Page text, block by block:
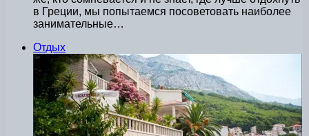
в Греции, мы попытаемся посоветовать наиболее
занимательные…
Отдых